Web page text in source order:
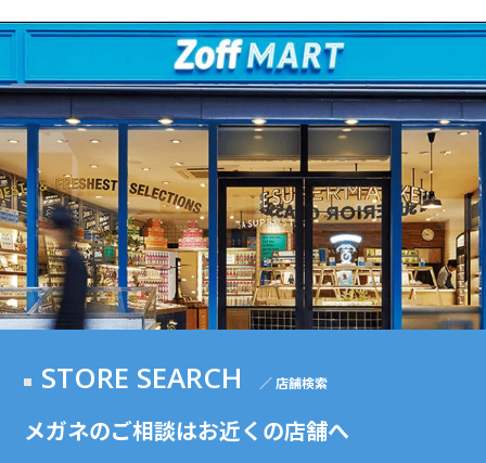
STORE SEARCH ／ 店舗検索
メガネのご相談はお近くの店舗へ